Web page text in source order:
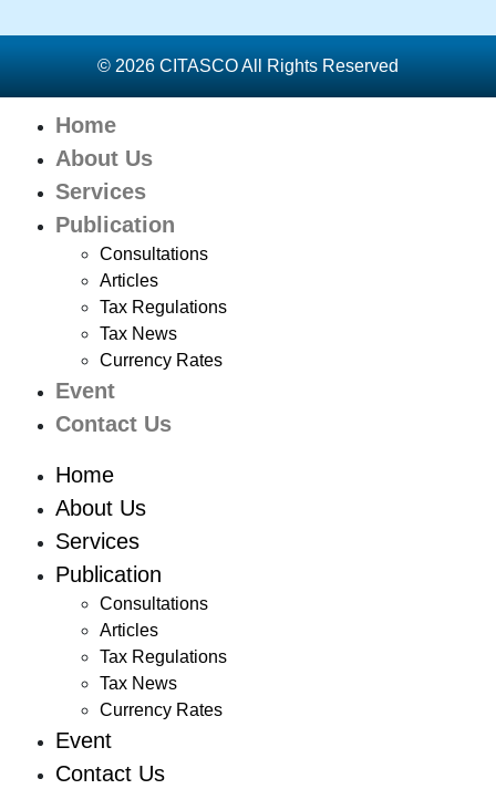
© 2026 CITASCO All Rights Reserved
Home
About Us
Services
Publication
Consultations
Articles
Tax Regulations
Tax News
Currency Rates
Event
Contact Us
Home
About Us
Services
Publication
Consultations
Articles
Tax Regulations
Tax News
Currency Rates
Event
Contact Us